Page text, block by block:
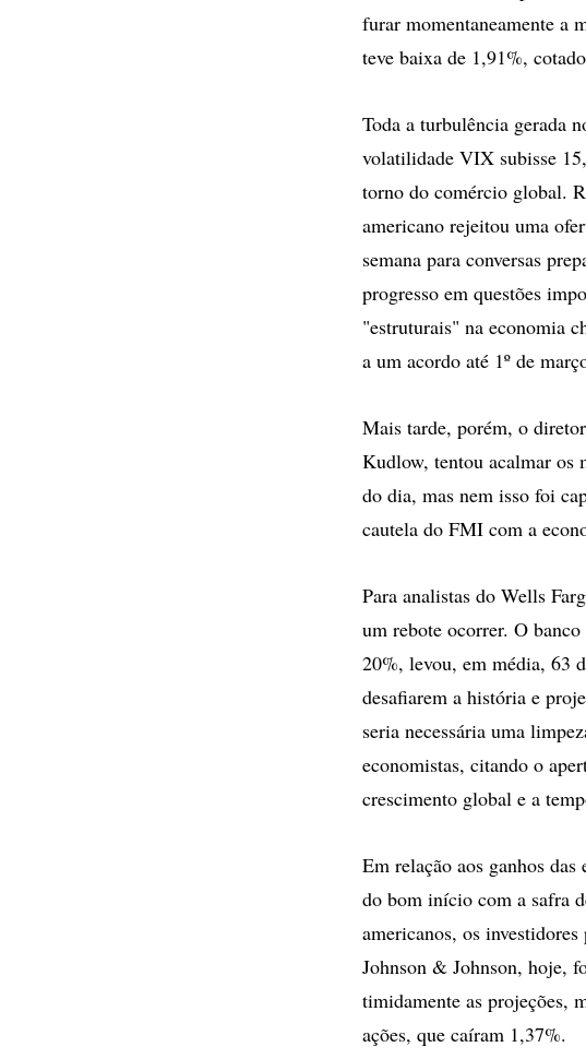
furar momentaneamente a
teve baixa de 1,91%,
Toda a turbulência gerada
volatilidade VIX subisse
torno do comércio global.
americano rejeitou uma
semana para conversas
progresso em questões
"estruturais" na economia
a um acordo até 1º de
Mais tarde, porém, o
Kudlow, tentou acalmar os
do dia, mas nem isso foi
cautela do FMI com a
Para analistas do Wells
um rebote ocorrer. O
20%, levou, em média, 63
desafiarem a história e
seria necessária uma
economistas, citando o
crescimento global e a
Em relação aos ganhos
do bom início com a safra
americanos, os
Johnson & Johnson, hoje,
timidamente as projeções,
ações, que caíram 1,37%.